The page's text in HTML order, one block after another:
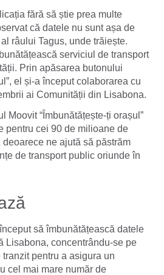
fără să știe prea multe
că datele nu sunt așa de
râului Tagus, unde trăiește.
serviciul de transport
Prin apăsarea butonului
el și-a început colaborarea cu
ai Comunității din Lisabona.
Moovit “Îmbunătățește-ți orașul”
pentru cei 90 de milioane de
ne ajută să păstrăm
de transport public oriunde în
să îmbunătățească datele
Lisabona, concentrându-se pe
pentru a asigura un
cel mai mare număr de